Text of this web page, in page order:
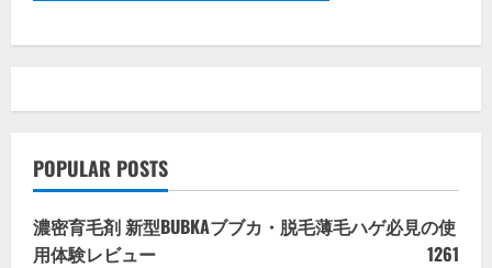
POPULAR POSTS
濃密育毛剤 新型BUBKAブブカ・脱毛薄毛ハゲ必見の使
用体験レビュー
1261